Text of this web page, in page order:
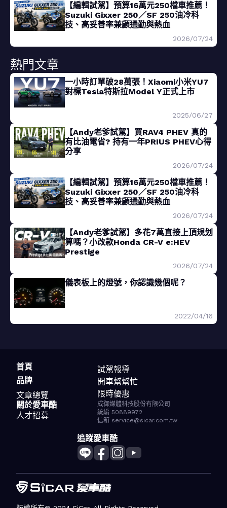
【編輯試駕】預算16萬元250檔車推薦！
Suzuki Gixxer 250／SF 250油冷科
技、高妥善率兼顧通勤與熱血
2026/07/24
熱門文章
一小時訂單破28萬張！Xiaomi小米YU7
對標Tesla特斯拉Model Y正式上市
2025/06/27
【Andy老爹試駕】買RAV4 PHEV 真的
有比油電省? 持有一年PRIUS PHEV心得
分享
2026/07/24
【編輯試駕】預算16萬元250檔車推薦！
Suzuki Gixxer 250／SF 250油冷科
技、高妥善率兼顧通勤與熱血
2026/07/24
【Andy老爹試駕】多花7萬直接上頂規划
算嗎？小改款Honda CR-V e:HEV
Prestige
2026/07/24
儀表板上的燈號，你認識幾個呢？
2022/04/16
首頁
品牌
文章總覽
試駕報導
開車幫幫忙
限時優惠
關於愛車酷
人才招募
成御媒體科技股份有限公司
統編 50889972
信箱 service@sicar.com.tw
追蹤愛車酷